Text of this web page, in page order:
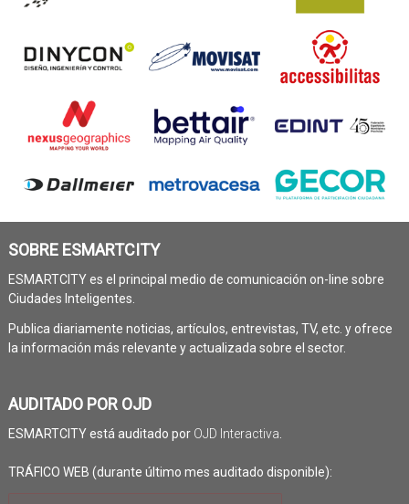
SOBRE ESMARTCITY
ESMARTCITY es el principal medio de comunicación on-line sobre
Ciudades Inteligentes.
Publica diariamente noticias, artículos, entrevistas, TV, etc. y ofrece
la información más relevante y actualizada sobre el sector.
AUDITADO POR OJD
ESMARTCITY está auditado por OJD Interactiva.
TRÁFICO WEB (durante último mes auditado disponible):